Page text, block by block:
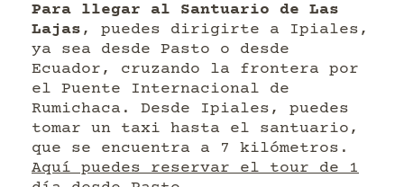
Para llegar al Santuario de Las
Lajas , puedes dirigirte a Ipiales,
ya sea desde Pasto o desde
Ecuador, cruzando la frontera por
el Puente Internacional de
Rumichaca. Desde Ipiales, puedes
tomar un taxi hasta el santuario,
que se encuentra a 7 kilómetros.
Aquí puedes reservar el tour de 1